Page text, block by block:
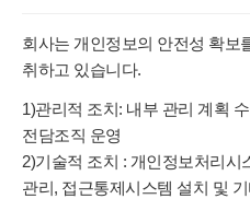
회사는 개인정보의 안전성 확보
취하고 있습니다.
1)관리적 조치: 내부 관리 계획
전담조직 운영
2)기술적 조치 : 개인정보처리시
관리, 접근통제시스템 설치 및